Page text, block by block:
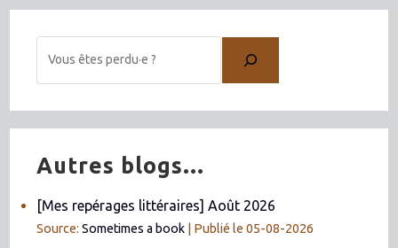
Autres blogs...
[Mes repérages littéraires] Août 2026
Source:Sometimes a book Publié le 05-08-2026